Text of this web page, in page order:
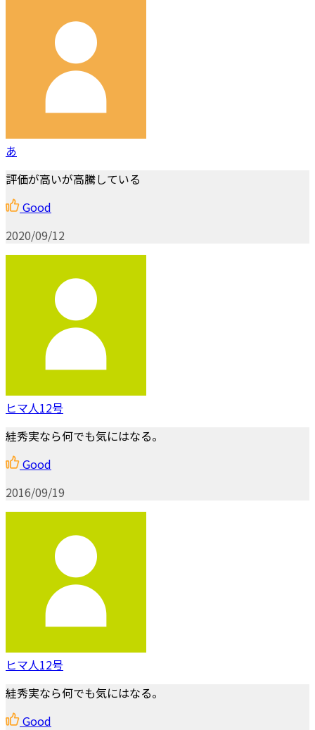
あ
評価が高いが高騰している
Good
2020/09/12
ヒマ人12号
絓秀実なら何でも気にはなる。
Good
2016/09/19
ヒマ人12号
絓秀実なら何でも気にはなる。
Good